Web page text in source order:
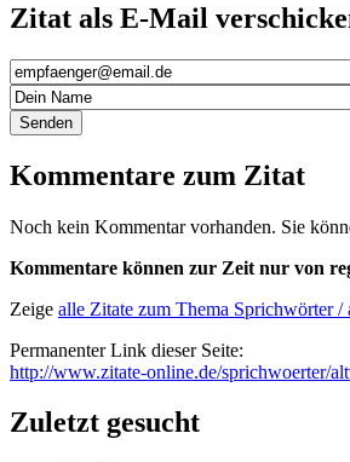
Zitat als E-Mail
Kommentare zum Zitat
Noch kein Kommentar vorhanden. Sie
Kommentare können zur Zeit nur von
Zeige alle Zitate zum Thema Sprichwörter /
Permanenter Link dieser Seite:
http://www.zitate-online.de/sprichwoerter/
Zuletzt gesucht